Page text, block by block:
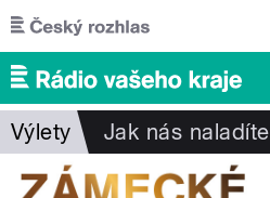
Přejít k hlavnímu obsahu
Výlety Jak nás naladíte